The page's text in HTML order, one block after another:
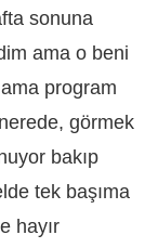
sonuna
ama o beni
program
görmek
bakıp
tek başıma
hayır